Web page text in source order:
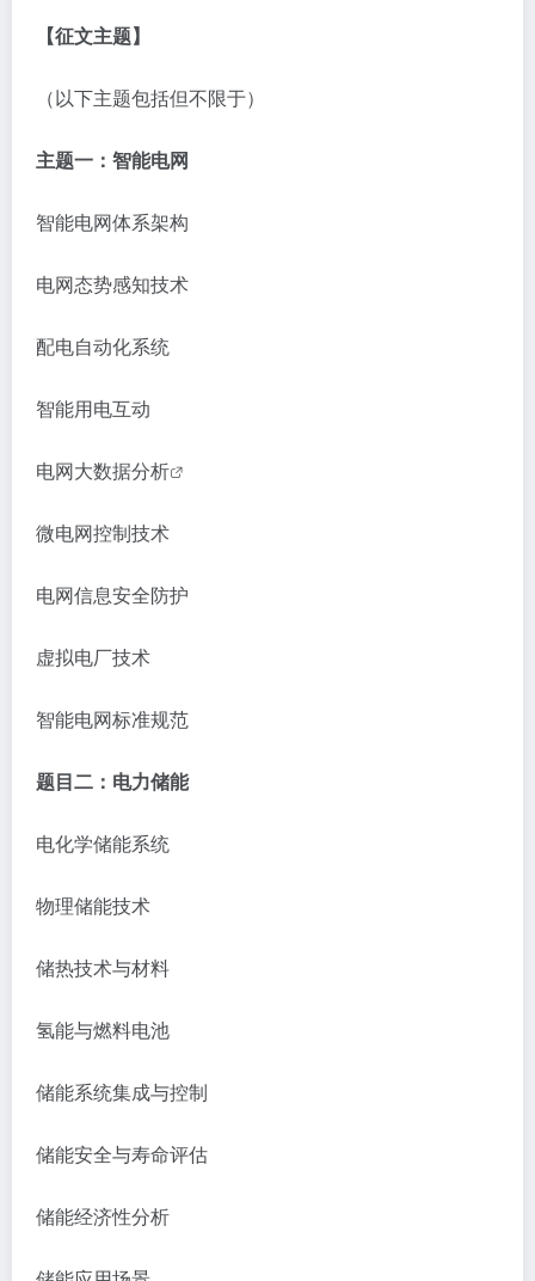
【征文主题】
（以下主题包括但不限于）
主题一： 智能电网
智能电网体系架构
电网态势感知技术
配电自动化系统
智能用电互动
电网大数据分析
微电网控制技术
电网信息安全防护
虚拟电厂技术
智能电网标准规范
题目二：电力储能
电化学储能系统
物理储能技术
储热技术与材料
氢能与燃料电池
储能系统集成与控制
储能安全与寿命评估
储能经济性分析